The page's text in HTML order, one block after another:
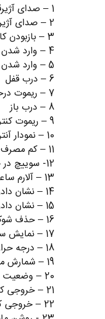
1 – ﺻﺪﺍﯼ ﺁﮊﯾﺮﻗﻄﻊ
2 – ﺻﺪﺍﯼ ﺁﮊﯾﺮ ﻭﺻﻞ
3 – ﺑﺎﺯﺑﻮﺩﻥ ﮐﺎپوت
4 – ﻭﺍﺭﺩ ﺷﺪﻥ ﺿﺮﺑﻪ ﺳﺒﮏ
5 – ﻭﺍﺭﺩ ﺷﺪﻥ ﺿﺮﺑﻪ ﺳﻨﮕﯿﻦ
6 – ﺩﺭﺏ ﻗﻔﻞ
7 – ﺭﯾﻤﻮﺕ ﺩﺭﺣﺎﻟﺖ ﺁﻣﺎﺩﻩ ﺑﺎﺵ
8 – ﺩﺭﺏ ﺑﺎﺯ
9 – ﺭﯾﻤﻮﺕ ﮐﻨﺘﺮﻝ پیچ ﺷﺪﻩ
10 – ﻧﻤﻮﺩﺍﺭ ﺁﻧﺘﻦ
11 – ﮐﻢ ﻣﺼﺮﻑ ﺷﺪﻥ ﺑﺎﻃﺮﯼ ﺭﯾﻤﻮﺕ
12- ﺳﻮﯾﯿﭻ ﺩﺭ ﺣﺎﻟﺖ ﺑﺎﺯ ﻭﻟﯽ ﺍﺗﻮﻣﺒﯿﻞ ﺧﺎﻣﻮﺵ ﺍﺳﺖ
13 – ﺁﻻﺭﻡ ﺳﺎﻋﺖ
14 – ﻧﺸﺎﻥ ﺩﺍﺩﻥ ﺳﺎﻋﺖ ﺩﺭﺑﻌﺪ ﺍﺯ ﻇﻬﺮ
15 – ﻧﺸﺎﻥ ﺩﺍﺩﻥ ﺳﺎﻋﺖ ﺩﺭ ﺻﺒﺢ
16 – ﺣﺬﻑ ﺷﻮﮎ ﺳﻨﺴﻮﺭ
17 – ﻧﻤﺎﯾﺶ ﺳﺎﻋﺖ – ﺩﻗﯿﻘﻪ – ﺩﻣﺎ
18 – ﺩﺭﺟﻪ ﺣﺮﺍﺭﺕ ﺑﻪ ﺳﺎﻧﺘﯿﮕﺮﺍﺩ ﯾﺎ ﻓﺎﺭﻧﻬﺎﯾﺖ
19 – ﺷﻤﺎﺭﺵ ﻣﻌﮑﻮﺱ
20 – ﻭﺿﻌﯿﺖ ﺑﺎﻃﺮﯼ ﺭﯾﻤﻮﺕ
21 – ﺧﺮﻭﺟﯽ ﮐﺎﻧﺎﻝ 2 ﺭﻭﺷﻦ / ﺧﺎﻣﻮﺵ
22 – ﺧﺮﻭﺟﯽ ﮐﺎﻧﺎﻝ 3 ﺭﻭﺷﻦ / ﺧﺎﻣﻮﺵ